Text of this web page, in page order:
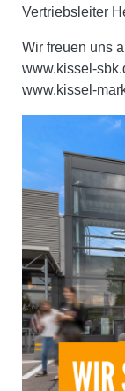
Vertriebsleiter
Wir freuen uns
www.kissel-
www.kissel-